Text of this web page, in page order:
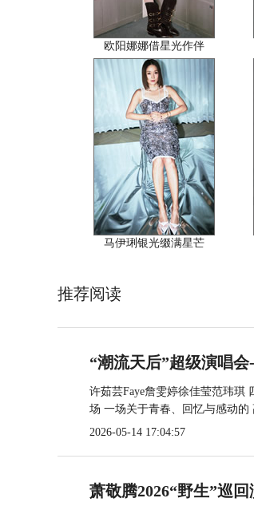
欧阳娜娜借星光作伴
马伊琍银光缀满星芒
推荐阅读
“潮流天后”超级演唱
许茹芸Faye詹雯婷徐佳莹范玮琪
场 一场关于青春、回忆与感动的
2026-05-14 17:04:57
萧敬腾2026“野生”巡